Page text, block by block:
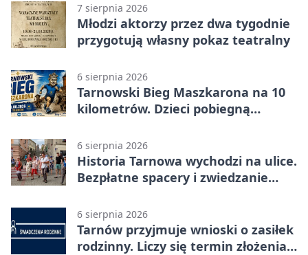
7 sierpnia 2026
Młodzi aktorzy przez dwa tygodnie
przygotują własny pokaz teatralny
6 sierpnia 2026
Tarnowski Bieg Maszkarona na 10
kilometrów. Dzieci pobiegną
6 sierpnia 2026
Historia Tarnowa wychodzi na ulice.
Bezpłatne spacery i zwiedzanie
6 sierpnia 2026
Tarnów przyjmuje wnioski o zasiłek
rodzinny. Liczy się termin złożenia